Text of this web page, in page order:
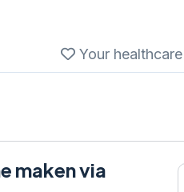
Your
maken via